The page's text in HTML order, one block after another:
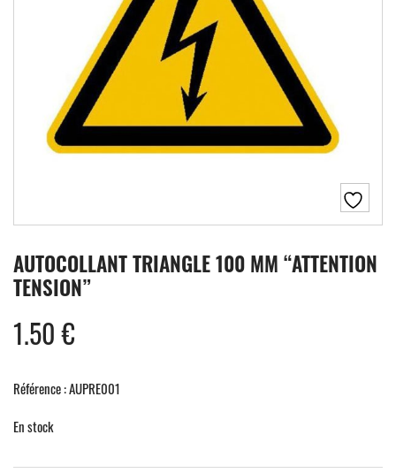
AUTOCOLLANT TRIANGLE 100 MM “ATTENTION
TENSION”
1.50€
Référence : AUPRE001
En stock